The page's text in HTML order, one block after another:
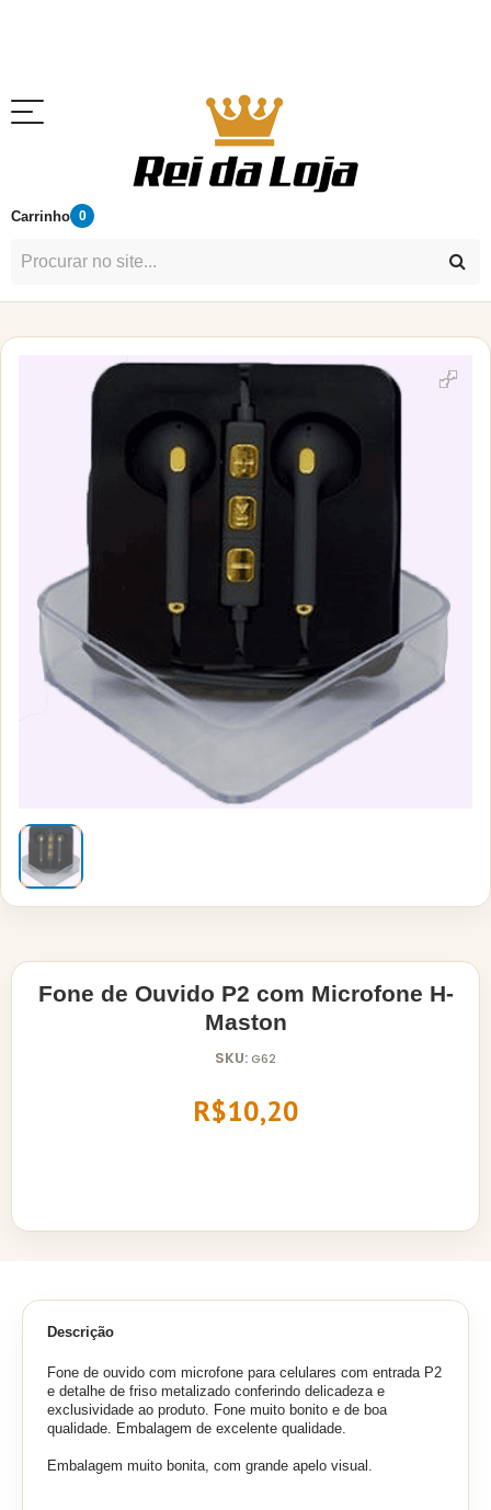
Carrinho 0
Fone de Ouvido P2 com Microfone H-
Maston
SKU:G62
R$10,20
Descrição
Fone de ouvido com microfone para celulares com entrada P2
e detalhe de friso metalizado conferindo delicadeza e
exclusividade ao produto. Fone muito bonito e de boa
qualidade. Embalagem de excelente qualidade.
Embalagem muito bonita, com grande apelo visual.